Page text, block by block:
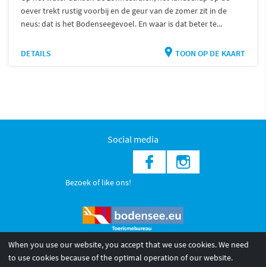
oever trekt rustig voorbij en de geur van de zomer zit in de
neus: dat is het Bodenseegevoel. En waar is dat beter te...
DETAILS TOON OP DE KAART
Social media
Bezoek of like ons!
When you use our website, you accept that we use cookies. We need
to use cookies because of the optimal operation of our website.